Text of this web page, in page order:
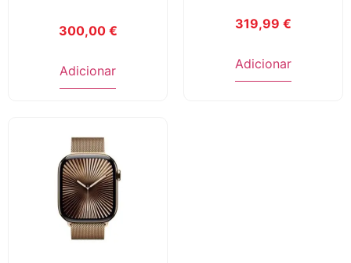
300,00 €
Adicionar
319,99 €
Adicionar